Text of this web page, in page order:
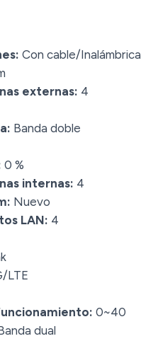
Con cable/Inalámbrica
externas: 4
Banda doble
0 %
internas: 4
Nuevo
LAN: 4
LTE
0~40
dual